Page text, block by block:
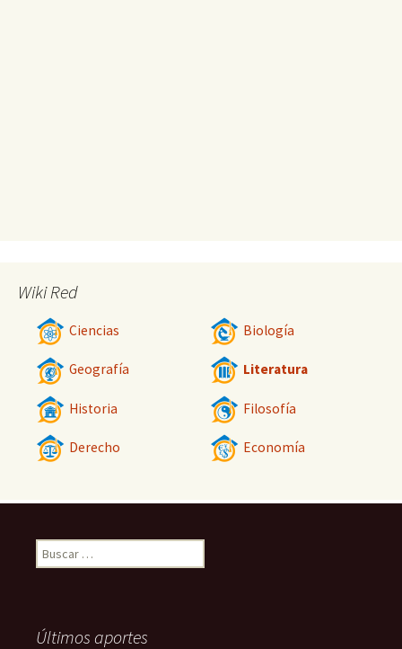
Wiki Red
Ciencias Biología
Geografía Literatura
Historia Filosofía
Derecho Economía
Buscar:
Últimos aportes